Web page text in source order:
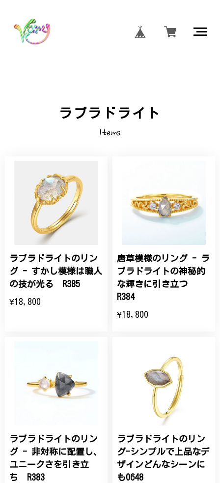
ラブラドライト
Items
ラブラドライトのリン
グ - すかし模様は職人
の技が光る R385
¥18,800
唐草模様のリング - ラ
ブラドライトの神秘的
な輝きに引き立つ
R384
¥18,800
ラブラドライトのリン
グ - 非対称に配置し、
ユニークさを引き立
ち R383
ラブラドライトのリン
グ-シンプルで上品なデ
ザインどんなシーンに
も0648